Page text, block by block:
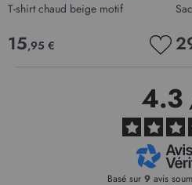
T-shirt chaud beige motif
15,95 €
MA
LISTE
4.3
Basé sur 9 avis